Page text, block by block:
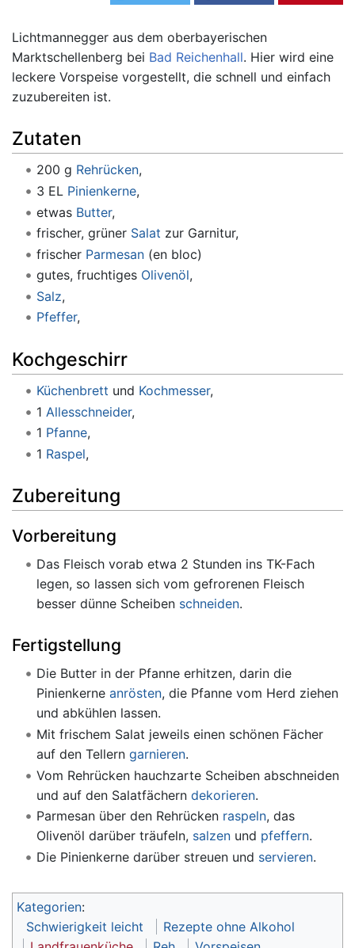
Lichtmannegger aus dem oberbayerischen
Marktschellenberg bei Bad Reichenhall. Hier wird eine
leckere Vorspeise vorgestellt, die schnell und einfach
zuzubereiten ist.
Zutaten
200 g Rehrücken,
3 EL Pinienkerne,
etwas Butter,
frischer, grüner Salat zur Garnitur,
frischer Parmesan(en bloc)
gutes, fruchtiges Olivenöl,
Salz,
Pfeffer,
Kochgeschirr
Küchenbrett und Kochmesser,
1 Allesschneider,
1 Pfanne,
1 Raspel,
Zubereitung
Vorbereitung
Das Fleisch vorab etwa 2 Stunden ins TK-Fach
legen, so lassen sich vom gefrorenen Fleisch
besser dünne Scheiben schneiden.
Fertigstellung
Die Butter in der Pfanne erhitzen, darin die
Pinienkerne anrösten, die Pfanne vom Herd ziehen
und abkühlen lassen.
Mit frischem Salat jeweils einen schönen Fächer
auf den Tellern garnieren.
Vom Rehrücken hauchzarte Scheiben abschneiden
und auf den Salatfächern dekorieren.
Parmesan über den Rehrücken raspeln, das
Olivenöl darüber träufeln, salzenund pfeffern.
Die Pinienkerne darüber streuen und servieren.
Kategorien:
Schwierigkeit leicht
Rezepte ohne Alkohol